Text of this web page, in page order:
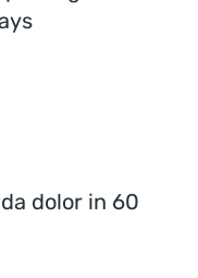
dolor in 60